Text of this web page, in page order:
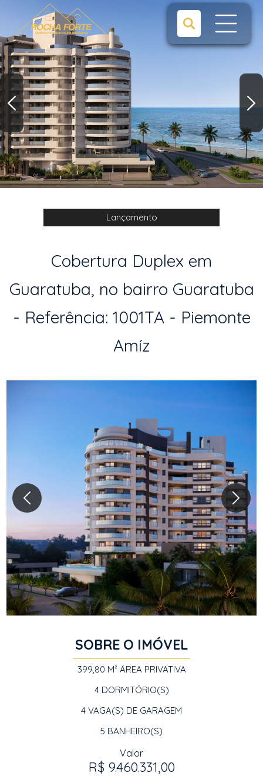
Lançamento
Cobertura Duplex em
Guaratuba, no bairro Guaratuba
- Referência: 1001TA - Piemonte
Amíz
SOBRE O IMÓVEL
399,80 M² ÁREA PRIVATIVA
4DORMITÓRIO(S)
4 VAGA(S) DE GARAGEM
5 BANHEIRO(S)
Valor
R$ 9.460.331,00